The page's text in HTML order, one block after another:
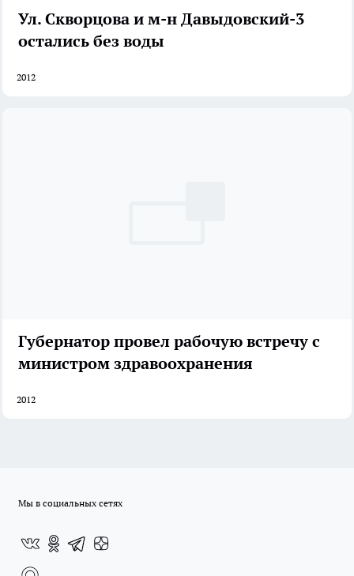
Ул. Скворцова и м-н Давыдовский-3
остались без воды
2012
Губернатор провел рабочую встречу с
министром здравоохранения
2012
Мы в социальных сетях